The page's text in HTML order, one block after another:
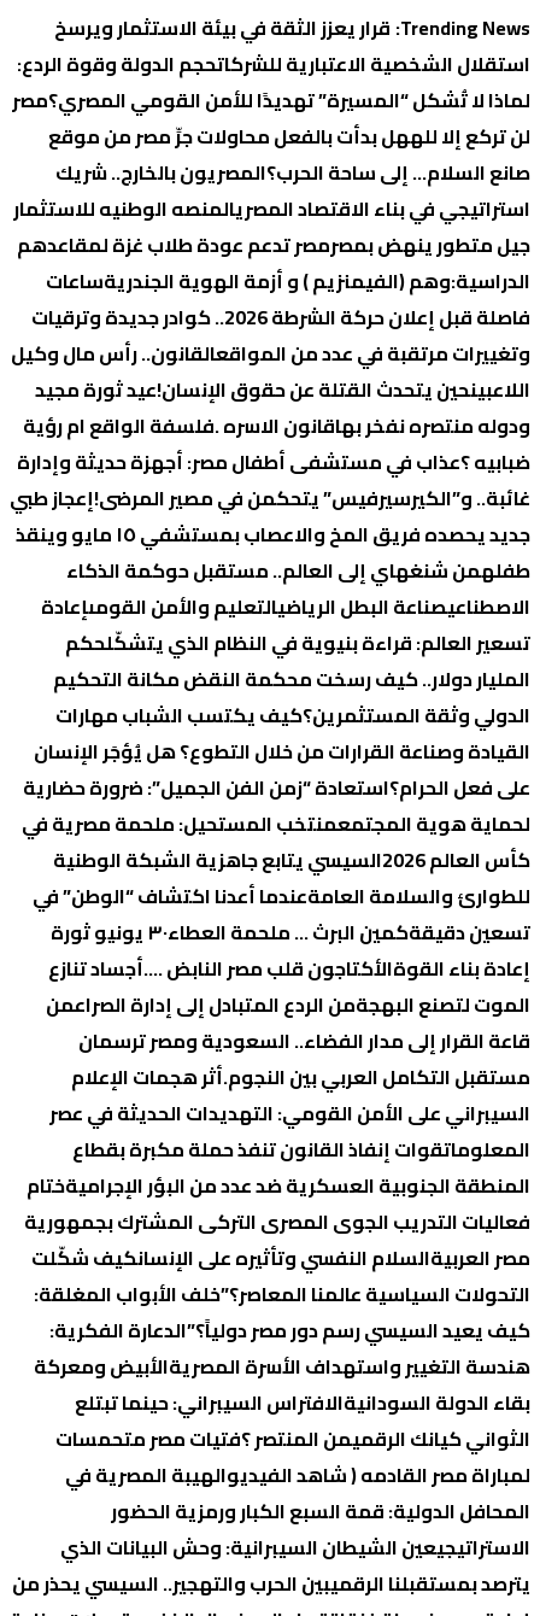
التجاوز
إلى
المحتوى
Trending News: قرار يعزز الثقة في بيئة الاستثمار ويرسخ
استقلال الشخصية الاعتبارية للشركاتحجم الدولة وقوة الردع:
لماذا لا تُشكل “المسيرة” تهديدًا للأمن القومي المصري؟‏مصر
لن تركع إلا للههل بدأت بالفعل محاولات جرِّ مصر من موقع
صانع السلام… إلى ساحة الحرب؟المصريون بالخارج.. شريك
استراتيجي في بناء الاقتصاد المصريالمنصه الوطنيه للاستثمار
جيل متطور ينهض بمصرمصر تدعم عودة طلاب غزة لمقاعدهم
الدراسية:وهم (الفيمنزيم ) و أزمة الهوية الجندريةساعات
فاصلة قبل إعلان حركة الشرطة 2026.. كوادر جديدة وترقيات
وتغييرات مرتقبة في عدد من المواقعالقانون.. رأس مال وكيل
اللاعبينحين يتحدث القتلة عن حقوق الإنسان!عيد ثورة مجيد
ودوله منتصره نفخر بهاقانون الاسره .فلسفة الواقع ام رؤية
ضبابيه ؟عذاب في مستشفى أطفال مصر: أجهزة حديثة وإدارة
غائبة.. و”الكيرسيرفيس” يتحكمن في مصير المرضى!إعجاز طبي
جديد يحصده فريق المخ والاعصاب بمستشفي ١٥ مايو وينقذ
طفلهمن شنغهاي إلى العالم.. مستقبل حوكمة الذكاء
الاصطناعيصناعة البطل الرياضيالتعليم والأمن القومىإعادة
تسعير العالم: قراءة بنيوية في النظام الذي يتشكّلحكم
المليار دولار.. كيف رسخت محكمة النقض مكانة التحكيم
الدولي وثقة المستثمرين؟كيف يكتسب الشباب مهارات
القيادة وصناعة القرارات من خلال التطوع؟هل يُؤجَر الإنسان
على فعل الحرام؟استعادة “زمن الفن الجميل”: ضرورة حضارية
لحماية هوية المجتمعمنتخب المستحيل: ملحمة مصرية في
كأس العالم 2026
السيسي يتابع جاهزية الشبكة الوطنية
للطوارئ والسلامة العامةعندما أعدنا اكتشاف “الوطن” في
تسعين دقيقةكمين البرث … ملحمة العطاء
٣٠ يونيو ثورة
إعادة بناء القوةالأكتاجون قلب مصر النابض ….أجساد تنازع
الموت لتصنع البهجةمن الردع المتبادل إلى إدارة الصراعمن
قاعة القرار إلى مدار الفضاء.. السعودية ومصر ترسمان
مستقبل التكامل العربي بين النجوم.أثر هجمات الإعلام
السيبراني على الأمن القومي: التهديدات الحديثة في عصر
المعلوماتقوات إنفاذ القانون تنفذ حملة مكبرة بقطاع
المنطقة الجنوبية العسكرية ضد عدد من البؤر الإجراميةختام
فعاليات التدريب الجوى المصرى التركى المشترك بجمهورية
مصر العربيةالسلام النفسي وتأثيره على الإنسانكيف شكّلت
التحولات السياسية عالمنا المعاصر؟​”خلف الأبواب المغلقة:
كيف يعيد السيسي رسم دور مصر دولياً؟”الدعارة الفكرية:
هندسة التغيير واستهداف الأسرة المصريةالأبيض ومعركة
بقاء الدولة السودانيةالافتراس السيبراني: حينما تبتلع
الثواني كيانك الرقميمن المنتصر ؟فتيات مصر متحمسات
لمباراة مصر القادمه ( شاهد الفيديوالهيبة المصرية في
المحافل الدولية: قمة السبع الكبار ورمزية الحضور
الاستراتيجيعين الشيطان السيبرانية: وحش البيانات الذي
يترصد بمستقبلنا الرقميبين الحرب والتهجير.. السيسي يحذر من